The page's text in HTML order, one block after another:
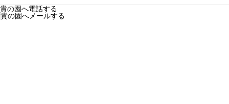
貴の園へ電話する
貴の園へメールする